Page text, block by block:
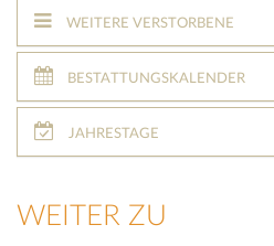
WEITERE VERSTORBENE
BESTATTUNGSKALENDER
JAHRESTAGE
WEITER ZU